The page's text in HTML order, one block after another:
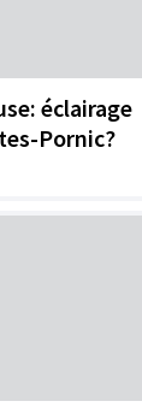
éclairage
Pornic?